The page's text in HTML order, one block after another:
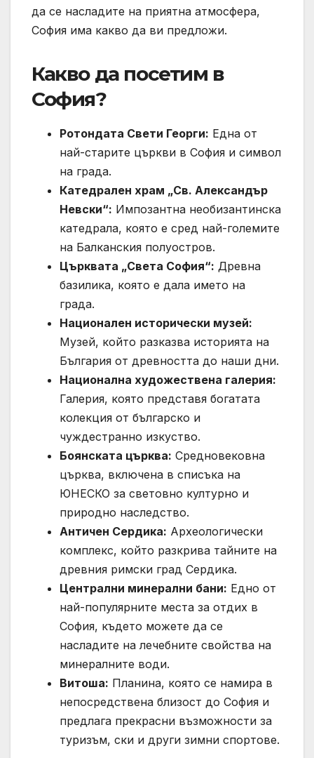
да се насладите на приятна атмосфера,
София има какво да ви предложи.
Какво да посетим в
София?
Ротондата Свети Георги: Една от
най-старите църкви в София и символ
на града.
Катедрален храм „Св. Александър
Невски“: Импозантна необизантинска
катедрала, която е сред най-големите
на Балканския полуостров.
Църквата „Света София“: Древна
базилика, която е дала името на
града.
Национален исторически музей:
Музей, който разказва историята на
България от древността до наши дни.
Национална художествена галерия:
Галерия, която представя богатата
колекция от българско и
чуждестранно изкуство.
Боянската църква: Средновековна
църква, включена в списъка на
ЮНЕСКО за световно културно и
природно наследство.
Античен Сердика: Археологически
комплекс, който разкрива тайните на
древния римски град Сердика.
Централни минерални бани: Едно от
най-популярните места за отдих в
София, където можете да се
насладите на лечебните свойства на
минералните води.
Витоша: Планина, която се намира в
непосредствена близост до София и
предлага прекрасни възможности за
туризъм, ски и други зимни спортове.